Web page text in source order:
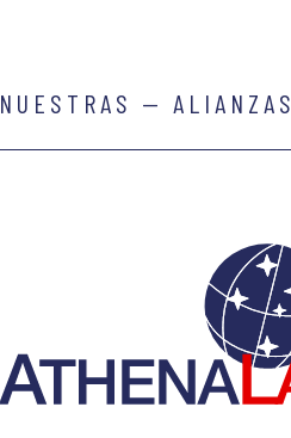
NUESTRAS — ALIANZAS